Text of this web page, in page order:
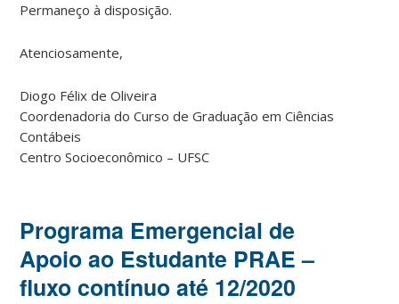
Permaneço à disposição.
Atenciosamente,
Diogo Félix de Oliveira
Coordenadoria do Curso de Graduação em Ciências
Contábeis
Centro Socioeconômico – UFSC
Programa Emergencial de
Apoio ao Estudante PRAE –
fluxo contínuo até 12/2020